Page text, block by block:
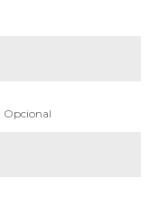
Opcional